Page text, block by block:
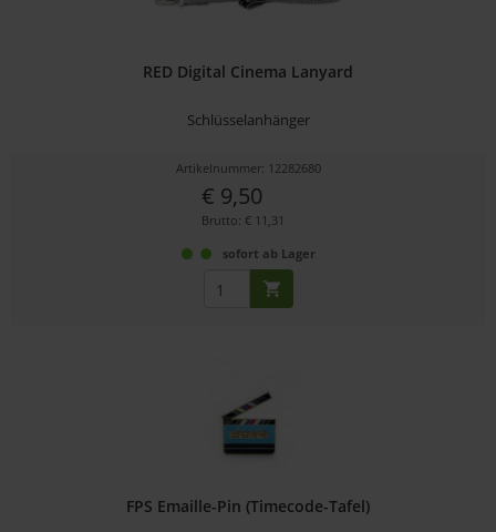
RED Digital Cinema Lanyard
Schlüsselanhänger
Artikelnummer: 12282680
€ 9,50
Brutto: € 11,31
sofort ab Lager
FPS Emaille-Pin (Timecode-Tafel)